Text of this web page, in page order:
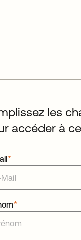
les
accéder à
*
*